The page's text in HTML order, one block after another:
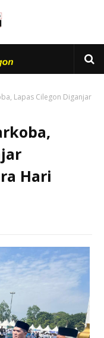
Lapas Cilegon Diganjar
Hari